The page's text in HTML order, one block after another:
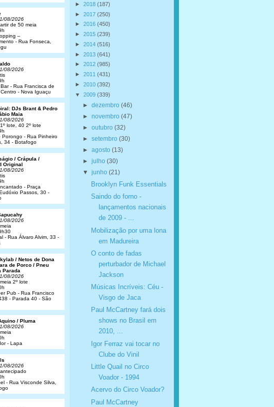
► 2018 (187)
► 2017 (250)
► 2016 (450)
► 2015 (239)
► 2014 (516)
► 2013 (641)
► 2012 (985)
► 2011 (431)
► 2010 (392)
▼ 2009 (339)
► dezembro (46)
► novembro (47)
► outubro (32)
► setembro (30)
► agosto (13)
► julho (30)
▼ junho (21)
Brooklyn Funk Essentials
Saindo do forno -
lançamentos nacionais
de 2009 - ...
Mobilização por uma lona
em Madureira
O conto de fadas
perturbador de Michael
Jackson
Músicas Incríveis: Céu -
Visgo de Jaca
Paul McCartney fará dois
shows no Brasil em
2010, ...
Igor Ferraz vai tocar no
Clube do Vinil
Little Quail no Circo
Voador - 1994
Acervo do Circo Voador?
Paul McCartney
08/2026
de 50 meia
–
- Rua Fonseca,
08/2026
- Rua Francisca de
- Nova Iguaçu
DJs Brant & Pedro
Maia
08/2026
lote, 40 2º lote
Porongo - Rua Pinheiro
34 - Botafogo
/ Crápula /
Original
08/2026
- Praça
Passos, 30 -
08/2026
- Rua Álvaro Alvim, 33 -
/ Netos de Dona
de Porco / Pneu
Parada
08/2026
2º lote
Pub - Rua Francisco
- Parada 40 - São
/ Pluma
08/2026
- Lapa
08/2026
- Rua Visconde Silva,